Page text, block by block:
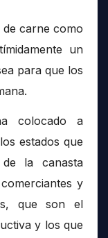
carne como
un
para que los
colocado a
estados que
la canasta
y
que son el
y los que